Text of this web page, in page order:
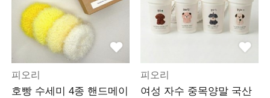
피오리
호빵 수세미 4종 핸드메이
피오리
여성 자수 중목양말 국산